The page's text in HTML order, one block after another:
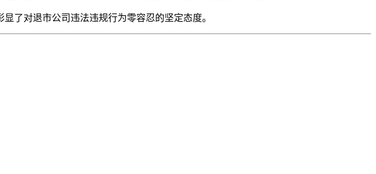
了对退市公司违法违规行为零容忍的坚定态度。